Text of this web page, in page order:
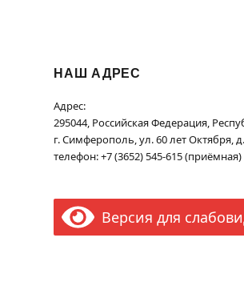
НАШ АДРЕС
Адрес:
295044, Российская Федерация,
г. Симферополь, ул. 60 лет Октября,
телефон: +7 (3652) 545-615 (приёмная)
Версия для